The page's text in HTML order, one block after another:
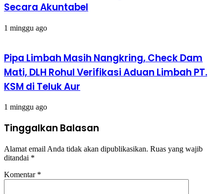
Secara Akuntabel
1 minggu ago
Pipa Limbah Masih Nangkring, Check Dam
Mati, DLH Rohul Verifikasi Aduan Limbah PT.
KSM di Teluk Aur
1 minggu ago
Tinggalkan Balasan
Alamat email Anda tidak akan dipublikasikan. Ruas yang wajib
ditandai *
Komentar *